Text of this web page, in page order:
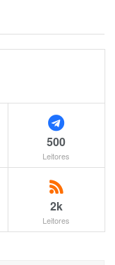
500
Leitores
2k
Leitores